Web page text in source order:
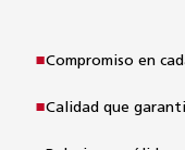
Compromiso en
Calidad que